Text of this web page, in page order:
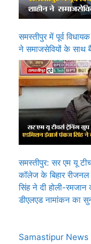
समस्तीपुर में पूर्व
ने समाजसेवियों के साथ
समस्तीपुर: सर एम यू
कॉलेज के बिहार
सिंह ने दी होली-
डीएलएड नामांकन का
Samastipur News :